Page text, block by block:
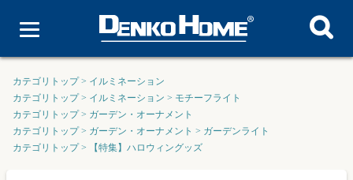
カテゴリトップ > イルミネーション
カテゴリトップ > イルミネーション > モチーフライト
カテゴリトップ > ガーデン・オーナメント
カテゴリトップ > ガーデン・オーナメント > ガーデンライト
カテゴリトップ > 【特集】ハロウィングッズ